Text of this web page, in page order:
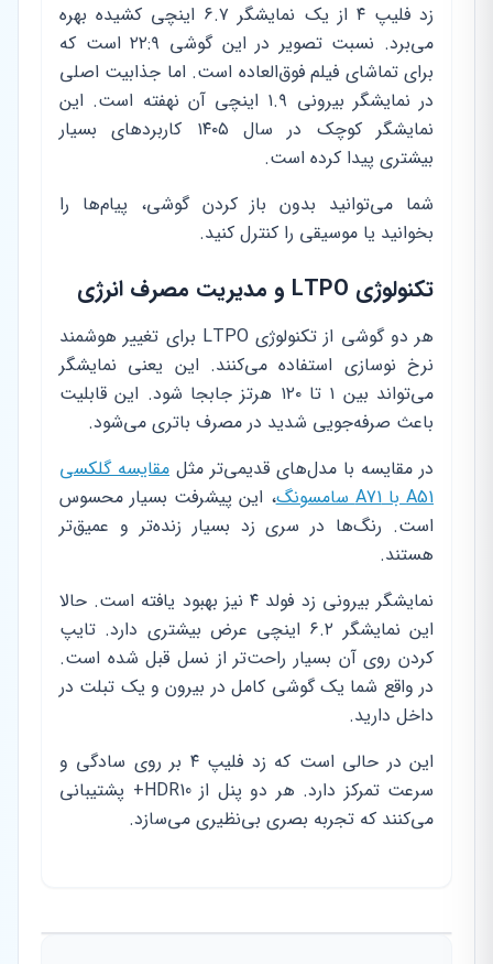
زد فلیپ ۴ از یک نمایشگر ۶.۷ اینچی کشیده بهره
می‌برد. نسبت تصویر در این گوشی ۲۲:۹ است که
برای تماشای فیلم فوق‌العاده است. اما جذابیت اصلی
در نمایشگر بیرونی ۱.۹ اینچی آن نهفته است. این
نمایشگر کوچک در سال ۱۴۰۵ کاربردهای بسیار
بیشتری پیدا کرده است.
شما می‌توانید بدون باز کردن گوشی، پیام‌ها را
بخوانید یا موسیقی را کنترل کنید.
تکنولوژی LTPO و مدیریت مصرف انرژی
هر دو گوشی از تکنولوژی LTPO برای تغییر هوشمند
نرخ نوسازی استفاده می‌کنند. این یعنی نمایشگر
می‌تواند بین ۱ تا ۱۲۰ هرتز جابجا شود. این قابلیت
باعث صرفه‌جویی شدید در مصرف باتری می‌شود.
در مقایسه با مدل‌های قدیمی‌تر مثل مقایسه گلکسی
A51 با A71 سامسونگ
، این پیشرفت بسیار محسوس
است. رنگ‌ها در سری زد بسیار زنده‌تر و عمیق‌تر
هستند.
نمایشگر بیرونی زد فولد ۴ نیز بهبود یافته است. حالا
این نمایشگر ۶.۲ اینچی عرض بیشتری دارد. تایپ
کردن روی آن بسیار راحت‌تر از نسل قبل شده است.
در واقع شما یک گوشی کامل در بیرون و یک تبلت در
داخل دارید.
این در حالی است که زد فلیپ ۴ بر روی سادگی و
سرعت تمرکز دارد. هر دو پنل از HDR10+ پشتیبانی
می‌کنند که تجربه بصری بی‌نظیری می‌سازد.